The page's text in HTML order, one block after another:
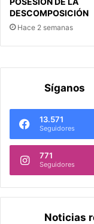
DESCOMPOSICIÓN
Hace 2 semanas
Síganos
13.571
Seguidores
771
Seguidores
Noticias